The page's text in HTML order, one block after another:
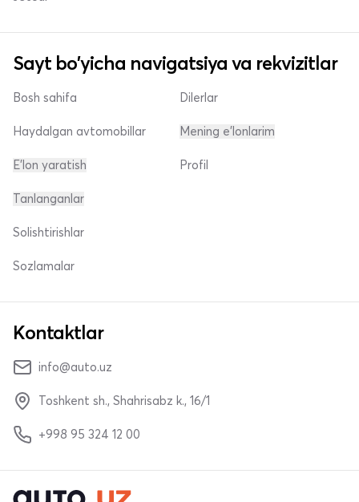
Sayt bo'yicha navigatsiya va rekvizitlar
Bosh sahifa
Haydalgan avtomobillar
E'lon yaratish
Dilerlar
Mening e'lonlarim
Profil
Tanlanganlar
Solishtirishlar
Sozlamalar
Kontaktlar
info@auto.uz
Toshkent sh., Shahrisabz k., 16/1
+998 95 324 12 00